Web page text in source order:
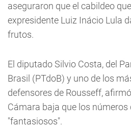
aseguraron que el cabildeo
expresidente Luiz Inácio Lula
frutos.
El diputado Silvio Costa, del
Brasil (PTdoB) y uno de los
defensores de Rousseff,
Cámara baja que los números
"fantasiosos".